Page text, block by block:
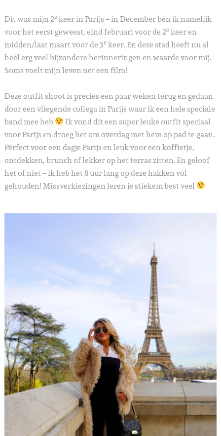
Dit was mijn 2ekeer in Parijs – in December ben ik namelijk
voor het eerst geweest, eind februari voor de 2ekeer en
midden/laat maart voor de 3ekeer. En deze stad heeft nu al
héél erg veel bijzondere herinneringen en waarde voor mij.
Soms voelt mijn leven net een film!
Deze outfit shoot is precies een paar weken terug en gedaan
door een vliegende collega in Parijs waar ik een hele speciale
band mee heb
Ik vond dit een super leuke outfit speciaal
voor Parijs en droeg het om overdag met hem op pad te gaan.
Pérfect voor een dagje Parijs en leuk voor een koffietje,
ontdekken, brunch of lekker op het terras zitten. En geloof
het of niet – ik heb het 8 uur lang op deze hakken vol
gehouden! Missverkiezingen leren je stiekem best veel